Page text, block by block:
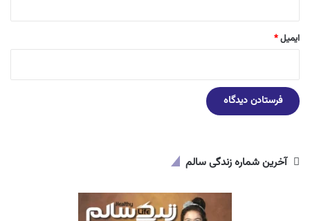
ایمیل*
آخرین شماره زندگی سالم